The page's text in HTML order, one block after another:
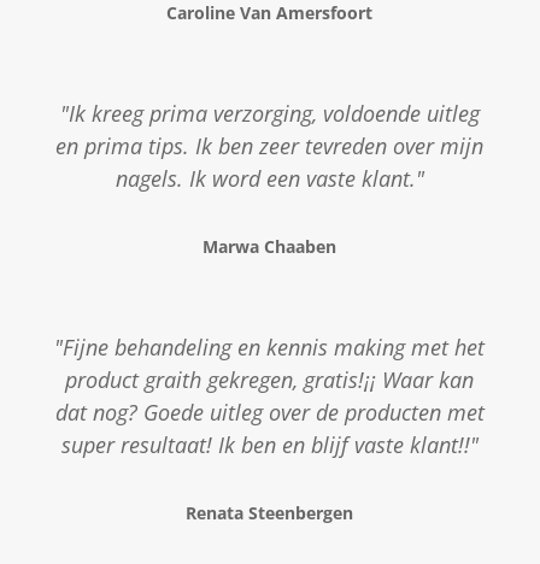
Caroline Van Amersfoort
"Ik kreeg prima verzorging, voldoende uitleg
en prima tips. Ik ben zeer tevreden over mijn
nagels. Ik word een vaste klant."
Marwa Chaaben
"Fijne behandeling en kennis making met het
product graith gekregen, gratis!¡¡ Waar kan
dat nog? Goede uitleg over de producten met
super resultaat! Ik ben en blijf vaste klant!!"
Renata Steenbergen